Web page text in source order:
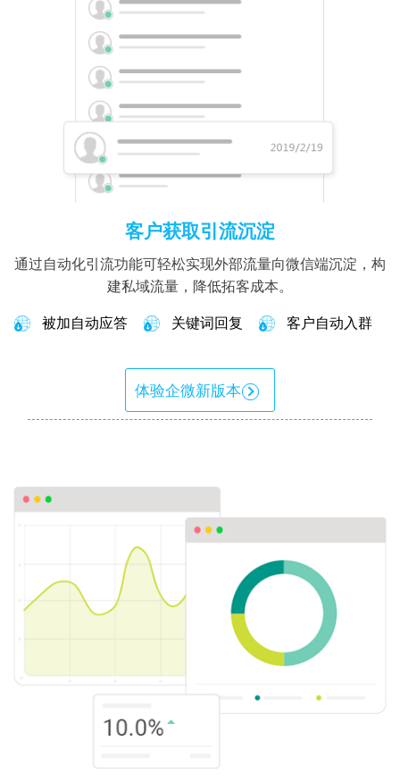
客户获取引流沉淀
通过自动化引流功能可轻松实现外部流量向微信端沉淀，构
建私域流量，降低拓客成本。
被加自动应答 关键词回复 客户自动入群
体验企微新版本